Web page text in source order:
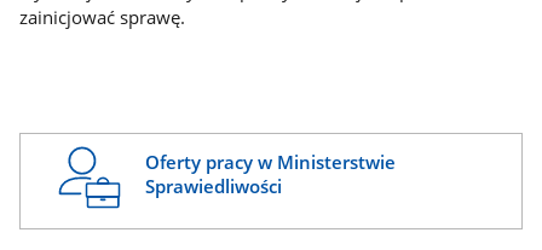
zainicjować sprawę.
Oferty pracy w Ministerstwie
Sprawiedliwości